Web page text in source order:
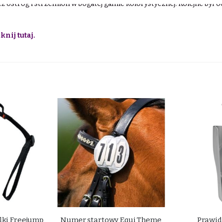
ostróg i strzemion w bogatej gamie kolorystycznej. Kolejne był
tutaj.
Freejump
Numer startowy Equi Theme